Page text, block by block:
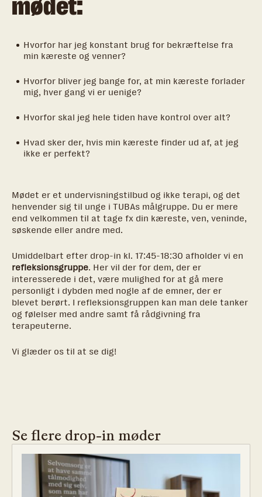
Hvorfor har jeg konstant brug for bekræftelse fra
min kæreste og venner?
Hvorfor bliver jeg bange for, at min kæreste forlader
mig, hver gang vi er uenige?
Hvorfor skal jeg hele tiden have kontrol over alt?
Hvad sker der, hvis min kæreste finder ud af, at jeg
ikke er perfekt?
Mødet er et undervisningstilbud og ikke terapi, og det
henvender sig til unge i TUBAs målgruppe. Du er mere
end velkommen til at tage fx din kæreste, ven, veninde,
søskende eller andre med.
Umiddelbart efter drop-in kl. 17:45-18:30 afholder vi en
refleksionsgruppe. Her vil der for dem, der er
interesserede i det, være mulighed for at gå mere
personligt i dybden med nogle af de emner, der er
blevet berørt. I refleksionsgruppen kan man dele tanker
og følelser med andre samt få rådgivning fra
terapeuterne.
Vi glæder os til at se dig!
Se flere drop-in møder